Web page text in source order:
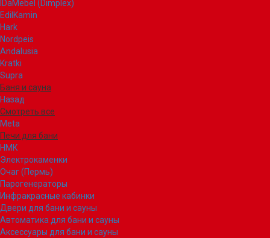
IDaMebel (Dimplex)
EdilKamin
Hark
Nordpeis
Andalusia
Kratki
Supra
Баня и сауна
Назад
Смотреть все
Meta
Печи для бани
НМК
Электрокаменки
Очаг (Пермь)
Парогенераторы
Инфракрасные кабинки
Двери для бани и сауны
Автоматика для бани и сауны
Аксессуары для бани и сауны